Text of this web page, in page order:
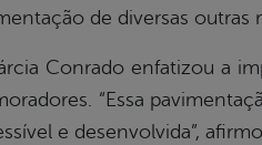
de diversas outras
Conrado enfatizou a
“Essa
e desenvolvida”,